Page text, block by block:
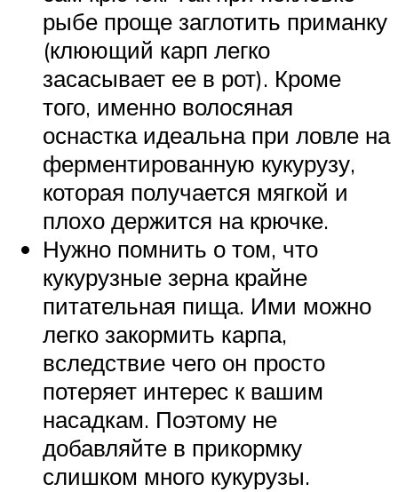
рыбе проще заглотить приманку
(клюющий карп легко
засасывает ее в рот). Кроме
того, именно волосяная
оснастка идеальна при ловле на
ферментированную кукурузу,
которая получается мягкой и
плохо держится на крючке.
Нужно помнить о том, что
кукурузные зерна крайне
питательная пища. Ими можно
легко закормить карпа,
вследствие чего он просто
потеряет интерес к вашим
насадкам. Поэтому не
добавляйте в прикормку
слишком много кукурузы.